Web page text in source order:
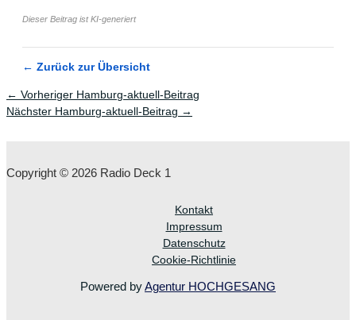
Dieser Beitrag ist KI-generiert
← Zurück zur Übersicht
← Vorheriger Hamburg-aktuell-Beitrag
Nächster Hamburg-aktuell-Beitrag →
Copyright © 2026 Radio Deck 1
Kontakt
Impressum
Datenschutz
Cookie-Richtlinie
Powered byAgentur HOCHGESANG